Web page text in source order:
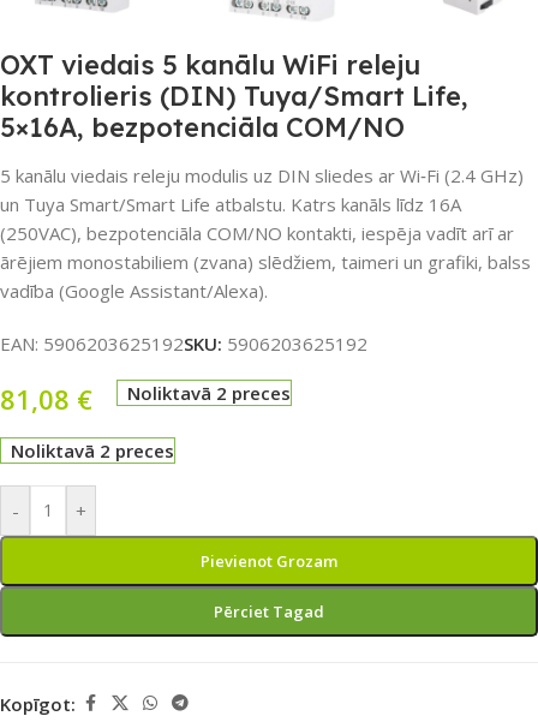
OXT viedais 5 kanālu WiFi releju
kontrolieris (DIN) Tuya/Smart Life,
5×16A, bezpotenciāla COM/NO
5 kanālu viedais releju modulis uz DIN sliedes ar Wi‑Fi (2.4 GHz)
un Tuya Smart/Smart Life atbalstu. Katrs kanāls līdz 16A
(250VAC), bezpotenciāla COM/NO kontakti, iespēja vadīt arī ar
ārējiem monostabiliem (zvana) slēdžiem, taimeri un grafiki, balss
vadība (Google Assistant/Alexa).
EAN: 5906203625192SKU: 5906203625192
81,08 € Noliktavā 2 preces
Noliktavā 2 preces
- +
Pievienot Grozam
Pērciet Tagad
Kopīgot: